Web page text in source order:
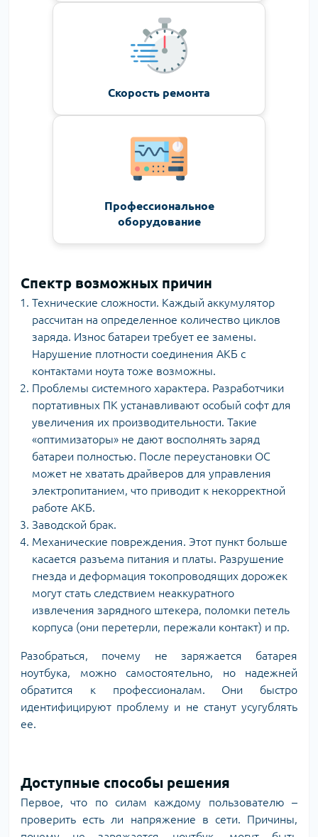
Скорость ремонта
Профессиональное
оборудование
Спектр возможных причин
Технические сложности. Каждый аккумулятор
рассчитан на определенное количество циклов
заряда. Износ батареи требует ее замены.
Нарушение плотности соединения АКБ с
контактами ноута тоже возможны.
Проблемы системного характера. Разработчики
портативных ПК устанавливают особый софт для
увеличения их производительности. Такие
«оптимизаторы» не дают восполнять заряд
батареи полностью. После переустановки ОС
может не хватать драйверов для управления
электропитанием, что приводит к некорректной
работе АКБ.
Заводской брак.
Механические повреждения. Этот пункт больше
касается разъема питания и платы. Разрушение
гнезда и деформация токопроводящих дорожек
могут стать следствием неаккуратного
извлечения зарядного штекера, поломки петель
корпуса (они перетерли, пережали контакт) и пр.
Разобраться, почему не заряжается батарея
ноутбука, можно самостоятельно, но надежней
обратится к профессионалам. Они быстро
идентифицируют проблему и не станут усугублять
ее.
Доступные способы решения
Первое, что по силам каждому пользователю –
проверить есть ли напряжение в сети. Причины,